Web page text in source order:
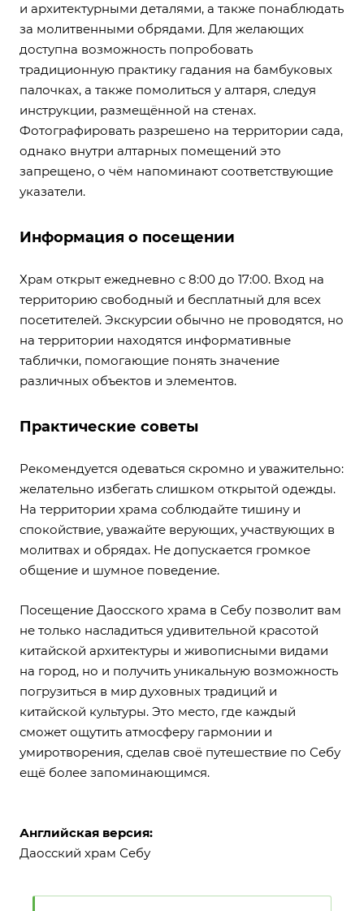
и архитектурными деталями, а также понаблюдать
за молитвенными обрядами. Для желающих
доступна возможность попробовать
традиционную практику гадания на бамбуковых
палочках, а также помолиться у алтаря, следуя
инструкции, размещённой на стенах.
Фотографировать разрешено на территории сада,
однако внутри алтарных помещений это
запрещено, о чём напоминают соответствующие
указатели.
Информация о посещении
Храм открыт ежедневно с 8:00 до 17:00. Вход на
территорию свободный и бесплатный для всех
посетителей. Экскурсии обычно не проводятся, но
на территории находятся информативные
таблички, помогающие понять значение
различных объектов и элементов.
Практические советы
Рекомендуется одеваться скромно и уважительно:
желательно избегать слишком открытой одежды.
На территории храма соблюдайте тишину и
спокойствие, уважайте верующих, участвующих в
молитвах и обрядах. Не допускается громкое
общение и шумное поведение.
Посещение Даосского храма в Себу позволит вам
не только насладиться удивительной красотой
китайской архитектуры и живописными видами
на город, но и получить уникальную возможность
погрузиться в мир духовных традиций и
китайской культуры. Это место, где каждый
сможет ощутить атмосферу гармонии и
умиротворения, сделав своё путешествие по Себу
ещё более запоминающимся.
Английская версия:
Даосский храм Себу